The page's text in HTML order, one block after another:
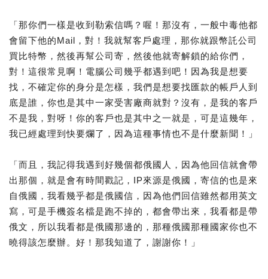
「那你們一樣是收到勒索信嗎？喔！那沒有，一般中毒他都
會留下他的Mail，對！我就幫客戶處理，那你就跟幣託公司
買比特幣，然後再幫公司寄，然後他就寄解鎖的給你們，
對！這很常見啊！電腦公司幾乎都遇到吧！因為我是想要
找，不確定你的身分是怎樣，我們是想要找匯款的帳戶人到
底是誰，你也是其中一家受害廠商就對？沒有，是我的客戶
不是我，對呀！你的客戶也是其中之一就是，可是這幾年，
我已經處理到快要爛了，因為這種事情也不是什麼新聞！」
「而且，我記得我遇到好幾個都俄國人，因為他回信就會帶
出那個，就是會有時間戳記，IP來源是俄國，寄信的也是來
自俄國，我看幾乎都是俄國信，因為他們回信雖然都用英文
寫，可是手機簽名檔是跑不掉的，都會帶出來，我看都是帶
俄文，所以我看都是俄國那邊的，那種俄國那種國家你也不
曉得該怎麼辦。好！那我知道了，謝謝你！」